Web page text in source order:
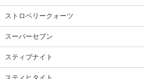
ストロベリークォーツ
スーパーセブン
スティブナイト